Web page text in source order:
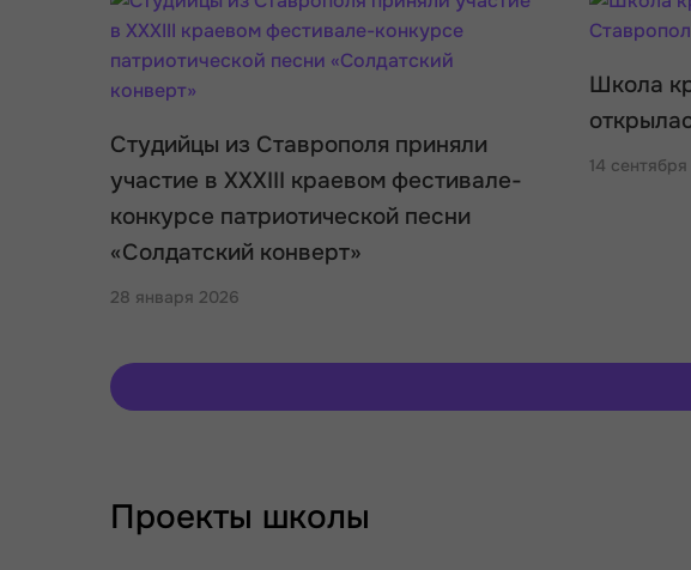
Студийцы из Ставрополя приняли
участие в XXXIII краевом фестивале-
конкурсе патриотической песни
«Солдатский конверт»
28 января 2026
Школа
14
Проекты школы